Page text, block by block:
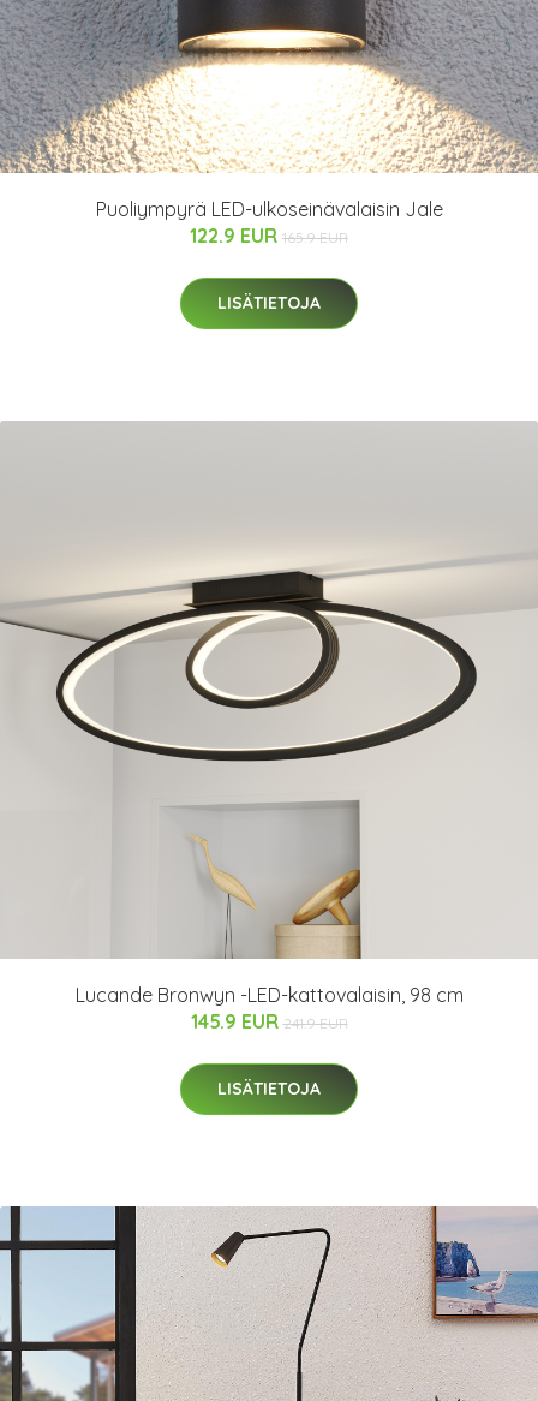
Puoliympyrä LED-ulkoseinävalaisin Jale
122.9 EUR 165.9 EUR
LISÄTIETOJA
Lucande Bronwyn -LED-kattovalaisin, 98 cm
145.9 EUR 241.9 EUR
LISÄTIETOJA